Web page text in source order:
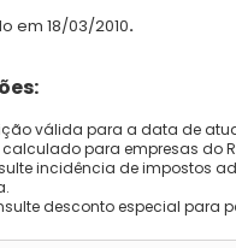
em 18/03/2010.
válida para a data de
calculado para empresas do
incidência de impostos
desconto especial para